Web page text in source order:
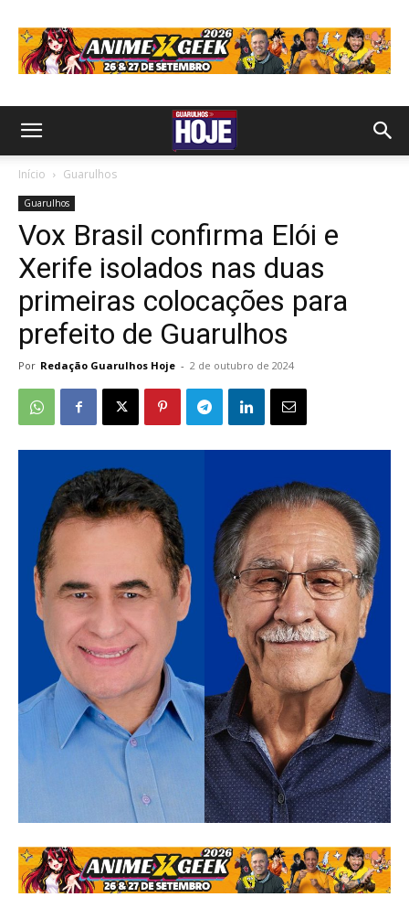
Início Guarulhos
Guarulhos
Vox Brasil confirma Elói e
Xerife isolados nas duas
primeiras colocações para
prefeito de Guarulhos
Por Redação Guarulhos Hoje - 2 de outubro de 2024